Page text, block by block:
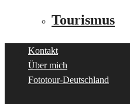
Tourismus
Kontakt
Über mich
Fototour-Deutschland